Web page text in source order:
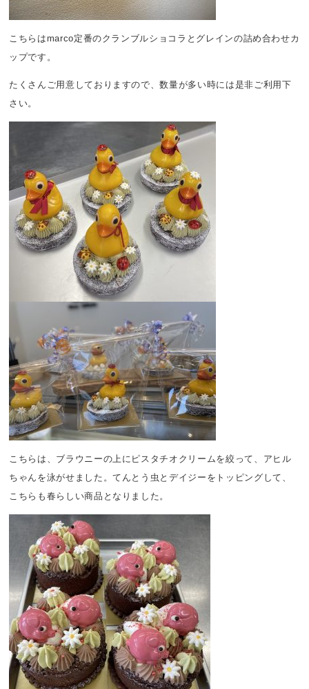
こちらはmarco定番のクランブルショコラとグレインの詰め合わせカ
ップです。
たくさんご用意しておりますので、数量が多い時には是非ご利用下
さい。
こちらは、ブラウニーの上にピスタチオクリームを絞って、アヒル
ちゃんを泳がせました。てんとう虫とデイジーをトッピングして、
こちらも春らしい商品となりました。